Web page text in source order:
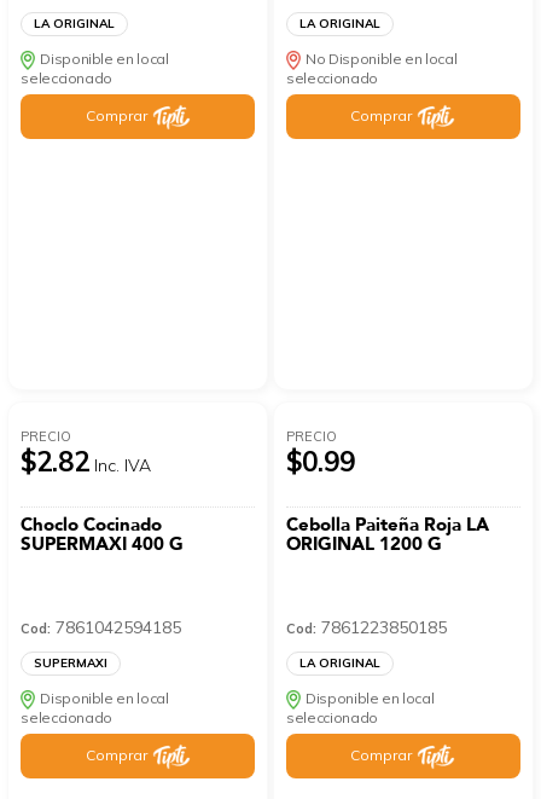
LA ORIGINAL
Disponible en local
seleccionado
Comprar
LA ORIGINAL
No Disponible en local
seleccionado
Comprar
PRECIO
$2.82 Inc. IVA
Choclo Cocinado
SUPERMAXI 400 G
Cod: 7861042594185
SUPERMAXI
Disponible en local
seleccionado
Comprar
PRECIO
$0.99
Cebolla Paiteña Roja LA
ORIGINAL 1200 G
Cod: 7861223850185
LA ORIGINAL
Disponible en local
seleccionado
Comprar